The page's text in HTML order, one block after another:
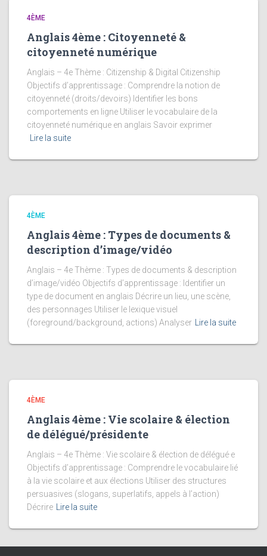
4ÈME
Anglais 4ème : Citoyenneté &
citoyenneté numérique
Anglais – 4e Thème : Citizenship & Digital Citizenship
Objectifs d’apprentissage : Comprendre la notion de
citoyenneté (droits/devoirs) Identifier les bons
comportements en ligne Utiliser le vocabulaire de la
citoyenneté numérique en anglais Savoir exprimer
Lire la suite
4ÈME
Anglais 4ème : Types de documents &
description d’image/vidéo
Anglais – 4e Thème : Types de documents & description
d’image/vidéo Objectifs d’apprentissage : Identifier un
type de document en anglais Décrire un lieu, une scène,
des personnages Utiliser le lexique visuel
(foreground/background, actions) Analyser Lire la suite
4ÈME
Anglais 4ème : Vie scolaire & élection
de délégué/présidente
Anglais – 4e Thème : Vie scolaire & élection de délégué·e
Objectifs d’apprentissage : Comprendre le vocabulaire lié
à la vie scolaire et aux élections Utiliser des structures
persuasives (slogans, superlatifs, appels à l’action)
Décrire Lire la suite